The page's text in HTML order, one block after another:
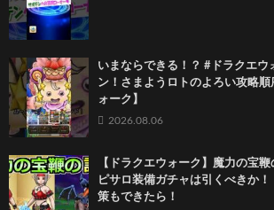
いまならできる！？ #ドラクエウ
ン！さまようロトのよろい攻略
ォーク】
2026.08.06
【ドラクエウォーク】魔力の宝
ピサロ装備ガチャは引くべきか
策もできたら！